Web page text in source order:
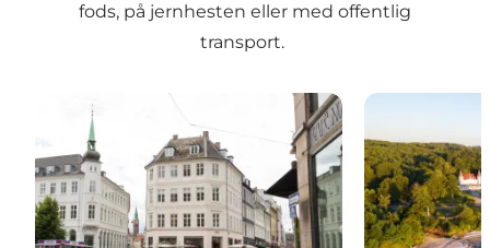
fods, på jernhesten eller med offentlig
transport.
København Aarhus